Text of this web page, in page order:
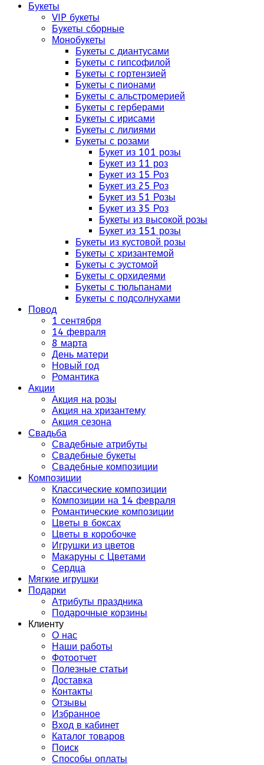
Букеты
VIP букеты
Букеты сборные
Монобукеты
Букеты с диантусами
Букеты с гипсофилой
Букеты с гортензией
Букеты с пионами
Букеты с альстромерией
Букеты с герберами
Букеты с ирисами
Букеты с лилиями
Букеты с розами
Букет из 101 розы
Букет из 11 роз
Букет из 15 Роз
Букет из 25 Роз
Букет из 51 Розы
Букет из 35 Роз
Букеты из высокой розы
Букет из 151 розы
Букеты из кустовой розы
Букеты с хризантемой
Букеты с эустомой
Букеты с орхидеями
Букеты с тюльпанами
Букеты с подсолнухами
Повод
1 сентября
14 февраля
8 марта
День матери
Новый год
Романтика
Акции
Акция на розы
Акция на хризантему
Акция сезона
Свадьба
Свадебные атрибуты
Свадебные букеты
Свадебные композиции
Композиции
Классические композиции
Композиции на 14 февраля
Романтические композиции
Цветы в боксах
Цветы в коробочке
Игрушки из цветов
Макаруны с Цветами
Сердца
Мягкие игрушки
Подарки
Атрибуты праздника
Подарочные корзины
Клиенту
О нас
Наши работы
Фотоотчет
Полезные статьи
Доставка
Контакты
Отзывы
Избранное
Вход в кабинет
Каталог товаров
Поиск
Способы оплаты